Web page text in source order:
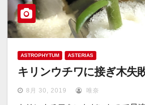
ASTROPHYTUM ASTERIAS
キリンウチワに接ぎ木失
8月 30, 2019 唯奈